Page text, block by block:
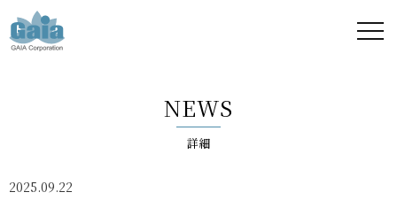
ア -
NEWS
詳細
2025.09.22